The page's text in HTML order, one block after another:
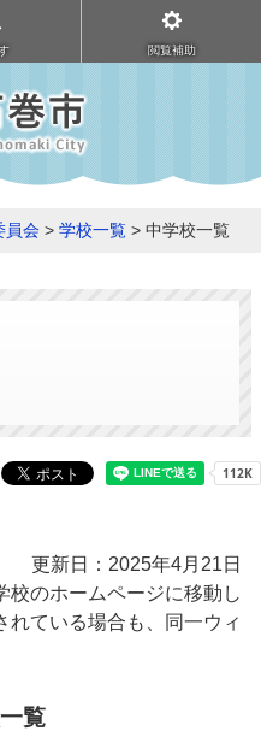
閲覧補助
員会 > 学校一覧 > 中学校一覧
更新日：2025年4月21日
校のホームページに移動し
れている場合も、同一ウィ
覧